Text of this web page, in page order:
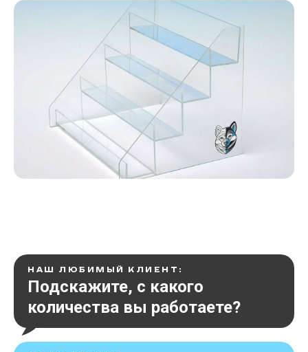
НАШ ЛЮБИМЫЙ КЛИЕНТ:
Подскажите, с какого
количества вы работаете?